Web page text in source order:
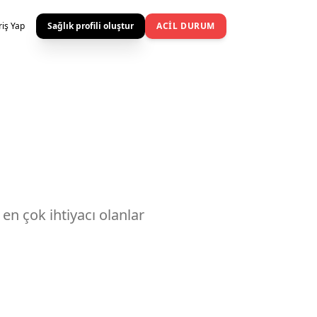
Yap Sağlık profili oluştur ACIL DURUM
en çok ihtiyacı olanlar